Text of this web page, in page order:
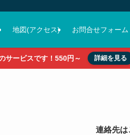
の販売
地図(アクセス) お問合せフォーム
サービスです！550円～ 詳細を見る
連絡先は